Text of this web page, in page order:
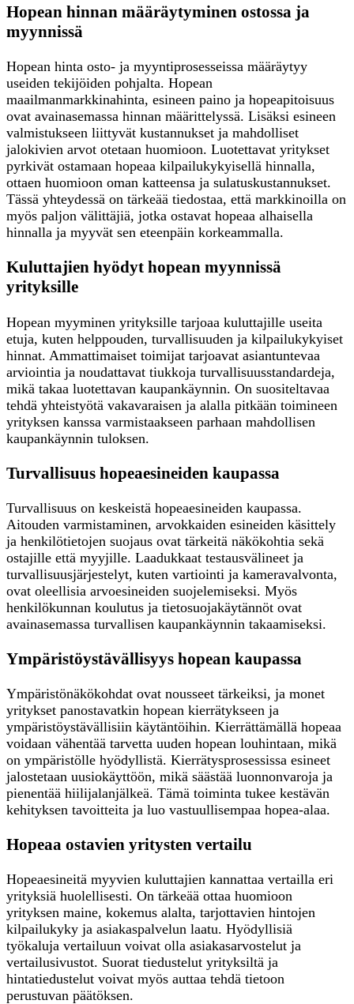
Hopean hinnan määräytyminen ostossa ja
myynnissä
Hopean hinta osto- ja myyntiprosesseissa määräytyy
useiden tekijöiden pohjalta. Hopean
maailmanmarkkinahinta, esineen paino ja hopeapitoisuus
ovat avainasemassa hinnan määrittelyssä. Lisäksi esineen
valmistukseen liittyvät kustannukset ja mahdolliset
jalokivien arvot otetaan huomioon. Luotettavat yritykset
pyrkivät ostamaan hopeaa kilpailukykyisellä hinnalla,
ottaen huomioon oman katteensa ja sulatuskustannukset.
Tässä yhteydessä on tärkeää tiedostaa, että markkinoilla on
myös paljon välittäjiä, jotka ostavat hopeaa alhaisella
hinnalla ja myyvät sen eteenpäin korkeammalla.
Kuluttajien hyödyt hopean myynnissä
yrityksille
Hopean myyminen yrityksille tarjoaa kuluttajille useita
etuja, kuten helppouden, turvallisuuden ja kilpailukykyiset
hinnat. Ammattimaiset toimijat tarjoavat asiantuntevaa
arviointia ja noudattavat tiukkoja turvallisuusstandardeja,
mikä takaa luotettavan kaupankäynnin. On suositeltavaa
tehdä yhteistyötä vakavaraisen ja alalla pitkään toimineen
yrityksen kanssa varmistaakseen parhaan mahdollisen
kaupankäynnin tuloksen.
Turvallisuus hopeaesineiden kaupassa
Turvallisuus on keskeistä hopeaesineiden kaupassa.
Aitouden varmistaminen, arvokkaiden esineiden käsittely
ja henkilötietojen suojaus ovat tärkeitä näkökohtia sekä
ostajille että myyjille. Laadukkaat testausvälineet ja
turvallisuusjärjestelyt, kuten vartiointi ja kameravalvonta,
ovat oleellisia arvoesineiden suojelemiseksi. Myös
henkilökunnan koulutus ja tietosuojakäytännöt ovat
avainasemassa turvallisen kaupankäynnin takaamiseksi.
Ympäristöystävällisyys hopean kaupassa
Ympäristönäkökohdat ovat nousseet tärkeiksi, ja monet
yritykset panostavatkin hopean kierrätykseen ja
ympäristöystävällisiin käytäntöihin. Kierrättämällä hopeaa
voidaan vähentää tarvetta uuden hopean louhintaan, mikä
on ympäristölle hyödyllistä. Kierrätysprosessissa esineet
jalostetaan uusiokäyttöön, mikä säästää luonnonvaroja ja
pienentää hiilijalanjälkeä. Tämä toiminta tukee kestävän
kehityksen tavoitteita ja luo vastuullisempaa hopea-alaa.
Hopeaa ostavien yritysten vertailu
Hopeaesineitä myyvien kuluttajien kannattaa vertailla eri
yrityksiä huolellisesti. On tärkeää ottaa huomioon
yrityksen maine, kokemus alalta, tarjottavien hintojen
kilpailukyky ja asiakaspalvelun laatu. Hyödyllisiä
työkaluja vertailuun voivat olla asiakasarvostelut ja
vertailusivustot. Suorat tiedustelut yrityksiltä ja
hintatiedustelut voivat myös auttaa tehdä tietoon
perustuvan päätöksen.